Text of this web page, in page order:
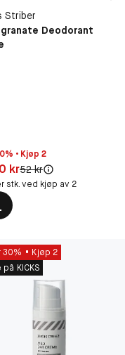
Striber
Deodorant
• Kjøp 2
kr
krOriginal pris:
52 kr
stk. ved kjøp av 2
30%
Kjøp 2
på KICKS